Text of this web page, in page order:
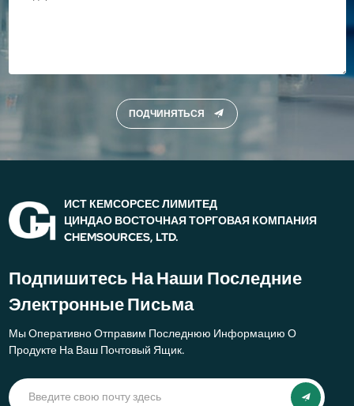
ПОДЧИНЯТЬСЯ
ИСТ КЕМСОРСЕС ЛИМИТЕД
ЦИНДАО ВОСТОЧНАЯ ТОРГОВАЯ КОМПАНИЯ
CHEMSOURCES, LTD.
Подпишитесь На Наши Последние
Электронные Письма
Мы Оперативно Отправим Последнюю Информацию О
Продукте На Ваш Почтовый Ящик.